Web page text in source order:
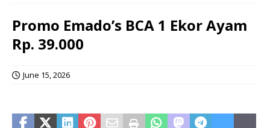
Promo Emado’s BCA 1 Ekor Ayam
Rp. 39.000
June 15, 2026